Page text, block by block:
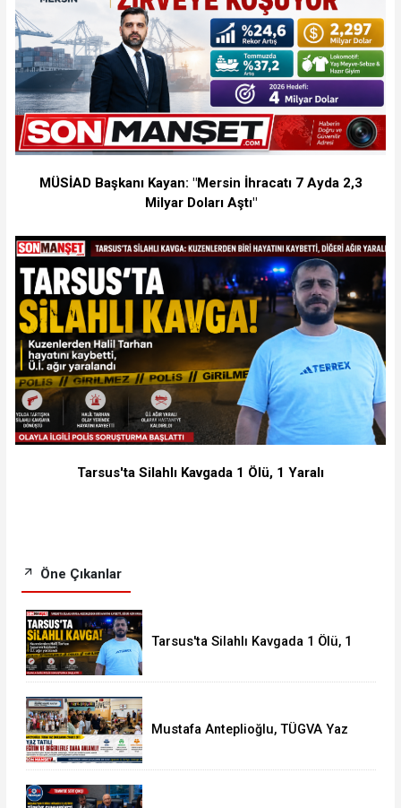
MÜSİAD Başkanı Kayan: "Mersin İhracatı 7 Ayda 2,3
Milyar Doları Aştı"
Tarsus'ta Silahlı Kavgada 1 Ölü, 1 Yaralı
Öne Çıkanlar
Tarsus'ta Silahlı Kavgada 1 Ölü, 1
Mustafa Anteplioğlu, TÜGVA Yaz